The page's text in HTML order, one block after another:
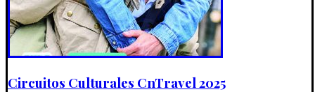
Circuitos Culturales CnTravel 2025